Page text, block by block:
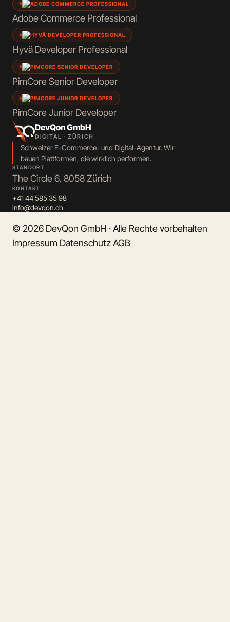
Adobe Commerce Professional
Hyvä Developer Professional
PimCoreSenior Developer
PimCoreJunior Developer
DevQon GmbH
DIGITAL · ZÜRICH
Schweizer E-Commerce- und Digital-Agentur. Wir
bauen Plattformen, die wirklich performen.
STANDORT
The Circle 6, 8058 Zürich
KONTAKT
+41 44 585 35 98
info@devqon.ch
© 2026 DevQon GmbH · Alle Rechte vorbehalten
Impressum DatenschutzAGB